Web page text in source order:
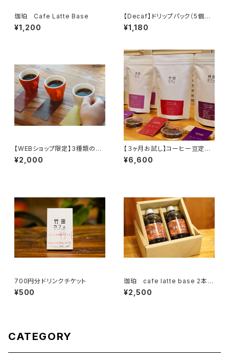
珈珀 Cafe Latte Base
¥1,200
【Decaf】ドリップパック（5個入
り）
¥1,180
【WEBショップ限定】3種類の飲
み比べセット
¥2,000
【３ヶ月お試し】コーヒー豆定期
便
¥6,600
700円分ドリンクチケット
¥500
珈珀 cafe latte base 2本ギ
フトセット
¥2,500
CATEGORY